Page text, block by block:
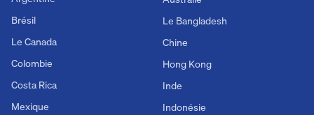
Brésil
Le Canada
Colombie
Costa Rica
Mexique
Le Bangladesh
Chine
Hong Kong
Inde
Indonésie